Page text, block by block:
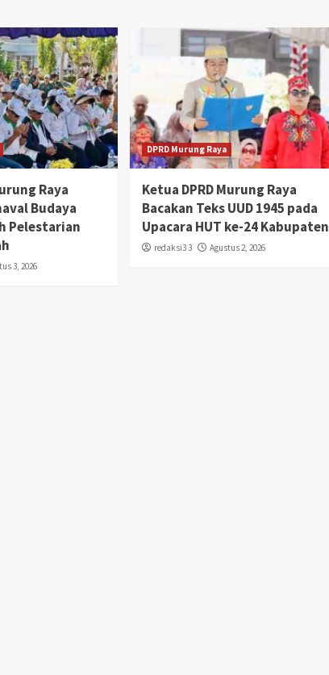
Raya
Budaya
Pelestarian
3, 2026
DPRD Murung Raya
Ketua DPRD Murung Raya
Bacakan Teks UUD 1945 pada
Upacara HUT ke-24 Kabupaten
redaksi3 3 Agustus 2, 2026